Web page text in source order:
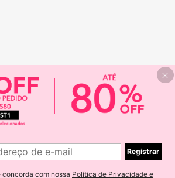
Registrar
concorda com nossa Política de Privacidade e